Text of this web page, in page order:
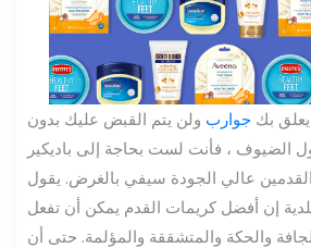
بك جوارب ولن يتم القبض عليك بدون
الضيوف ، فأنت لست بحاجة إلى باديكير
عالي الجودة سيفي بالغرض. يقول
إن أفضل كريمات القدم يمكن أن تفعل
والحكة والمتشققة والمؤلمة. حتى أن